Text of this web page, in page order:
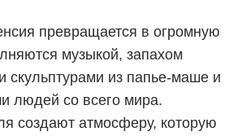
превращается в огромную
музыкой, запахом
скульптурами из папье-маше и
людей со всего мира.
создают атмосферу, которую